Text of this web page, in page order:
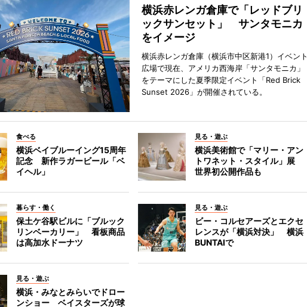
横浜赤レンガ倉庫で「レッドブリ
ックサンセット」 サンタモニカ
をイメージ
横浜赤レンガ倉庫（横浜市中区新港1）イベント
広場で現在、アメリカ西海岸「サンタモニカ」
をテーマにした夏季限定イベント「Red Brick
Sunset 2026」が開催されている。
食べる
横浜ベイブルーイング15周年
記念 新作ラガービール「ベ
イヘル」
見る・遊ぶ
横浜美術館で「マリー・アン
トワネット・スタイル」展
世界初公開作品も
暮らす・働く
保土ケ谷駅ビルに「ブルック
リンベーカリー」 看板商品
は高加水ドーナツ
見る・遊ぶ
ビー・コルセアーズとエクセ
レンスが「横浜対決」 横浜
BUNTAIで
見る・遊ぶ
横浜・みなとみらいでドロー
ンショー ベイスターズが球